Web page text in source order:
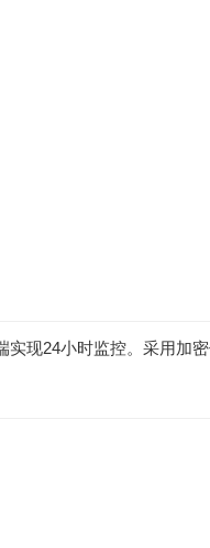
现24小时监控。采用加